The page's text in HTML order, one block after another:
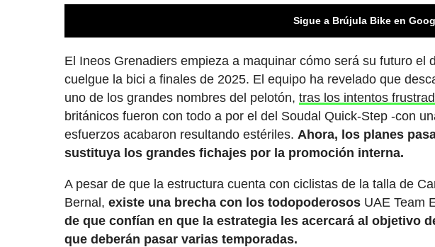
Sigue a Brújula Bike en
El Ineos Grenadiers empieza a maquinar cómo será su futuro el
cuelgue la bici a finales de 2025. El equipo ha revelado que
uno de los grandes nombres del pelotón,tras los intentos
británicos fueron con todo a por el del Soudal Quick-Step -con
esfuerzos acabaron resultando estériles. Ahora, los planes
sustituya los grandes fichajes por la promoción interna.
A pesar de que la estructura cuenta con ciclistas de la talla de
Bernal,existe una brecha con los todopoderosos UAE Team
de que confían en que la estrategia les acercará al objetivo
que deberán pasar varias temporadas.